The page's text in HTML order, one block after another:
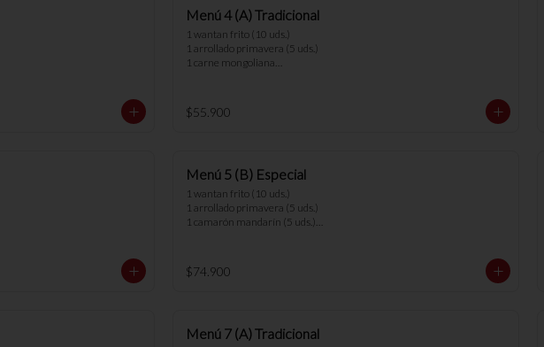
Menú 4 (A) Tradicional
1 wantan frito (10 uds.)
1 arrollado primavera (5 uds.)
1 carne mongoliana
1 arrollado de marisco
4 arroz chaufan
$55.900
Menú 5 (B) Especial
1 wantan frito (10 uds.)
1 arrollado primavera (5 uds.)
1 camarón mandarín (5 uds.)
1 arrollado de marisco
1 cerdo cantones
los menús.
$74.900
Menú 7 (A) Tradicional